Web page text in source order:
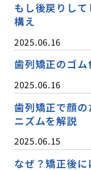
もし後戻りし
構え
2025.06.16
歯列矯正のゴ
2025.06.16
歯列矯正で顔
ニズムを解説
2025.06.15
なぜ？矯正後